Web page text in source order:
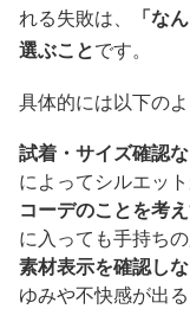
れる失敗は、
「な
選ぶことです。
具体的には以下の
試着・サイズ確認
によってシルエッ
コーデのことを考
に入っても手持ち
素材表示を確認し
ゆみや不快感が出